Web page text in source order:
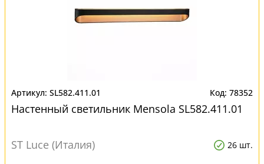
SL582.411.01 78352
Настенный светильник Mensola SL582.411.01
ST Luce (Италия) 26 шт.